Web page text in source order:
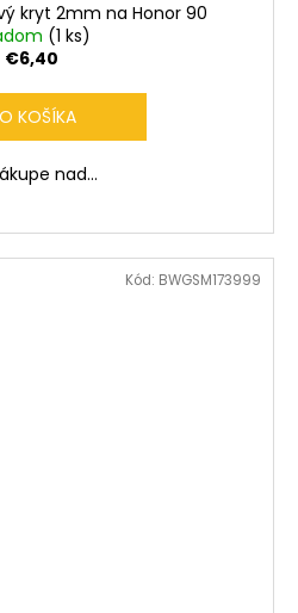
kryt 2mm na Honor 90
(1 ks)
€6,40
KOŠÍKA
nad...
Kód: BWGSM173999